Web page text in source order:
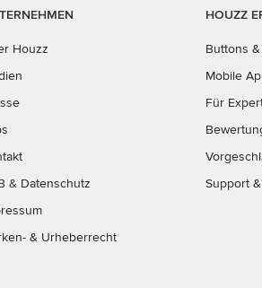
Houzz
& Datenschutz
& Urheberrecht
HOUZZ
Buttons
Mobile
Für
Support